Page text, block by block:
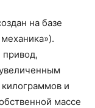
на базе
и
массе